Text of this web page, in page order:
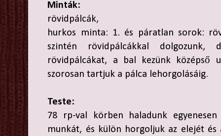
Minták:
rövidpálcák,
hurkos minta: 1. és páratlan sorok:
szintén rövidpálcákkal
rövidpálcákat, a bal kezünk középső
szorosan tartjuk a pálca lehorgolásáig.
Teste:
78 rp-val körben haladunk
munkát, és külön horgoljuk az elejét